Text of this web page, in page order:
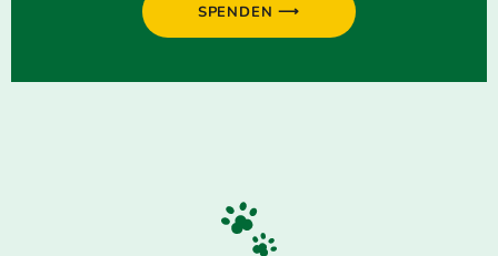
SPENDEN ⟶